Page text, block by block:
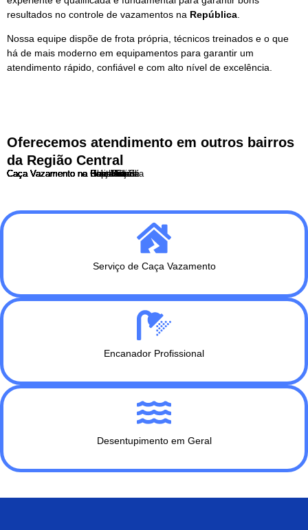
resultados no controle de vazamentos na República
Nossa equipe dispõe de frota própria, técnicos treinados e o que
há de mais moderno em equipamentos para garantir um
atendimento rápido, confiável e com alto nível de excelência.
Oferecemos atendimento em outros bairros
da Região Central
Caça Vazamento na Barra Funda
Caça Vazamento na Bela Vista
Caça Vazamento no Bom Retiro
Caça Vazamento no Brás
Caça Vazamento no Cambuci
Caça Vazamento na Consolação
Caça Vazamento na Liberdade
Caça Vazamento no Pari
Caça Vazamento na Praça da Sé
Caça Vazamento na Republica
Caça Vazamento na Santa Cecília
Serviço de Caça Vazamento
Encanador Profissional
Desentupimento em Geral